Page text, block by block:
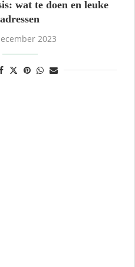
wat te doen en leuke
adressen
2023